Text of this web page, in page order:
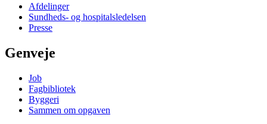
Afdelinger
Sundheds- og hospitalsledelsen
Presse
Genveje
Job
Fagbibliotek
Byggeri
Sammen om opgaven